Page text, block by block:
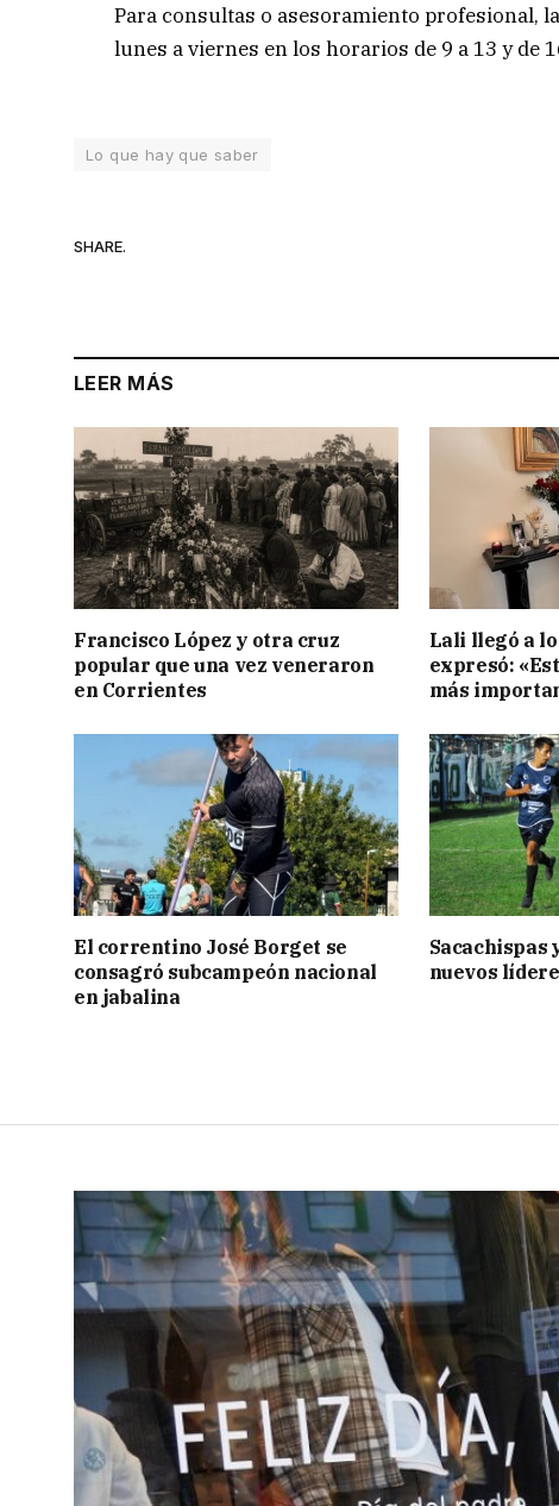
Para consultas o asesoramiento profesional,
lunes a viernes en los horarios de 9 a 13 y de
Lo que hay que saber
SHARE.
LEER MÁS
Francisco López y otra cruz
popular que una vez veneraron
en Corrientes
Lali llegó a
expresó:
más
El correntino José Borget se
consagró subcampeón nacional
en jabalina
Sacachispas
nuevos